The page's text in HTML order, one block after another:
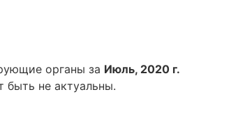
органы за Июль, 2020 г.
быть не актуальны.